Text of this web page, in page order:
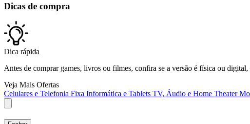
Dicas de compra
Dica rápida
Antes de comprar games, livros ou filmes, confira se a versão é física ou
Veja Mais Ofertas
Celulares e Telefonia Fixa Informática e Tablets TV, Áudio e Home Theater